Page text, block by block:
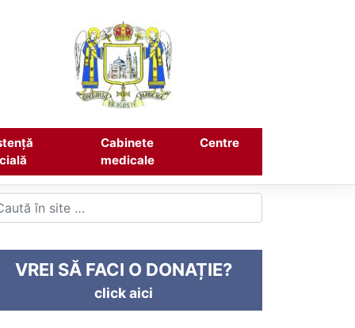
Cabinete
medicale
Centre
VREI SĂ FACI O DONAȚIE?
click aici